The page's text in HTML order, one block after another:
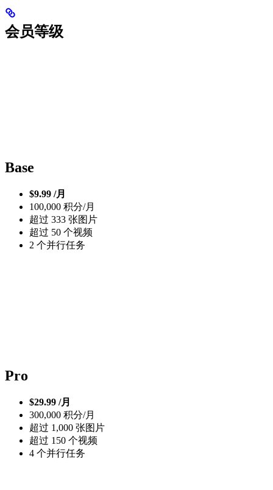
会员等级
Base
$9.99 /月
100,000 积分/月
超过 333 张图片
超过 50 个视频
2 个并行任务
Pro
$29.99 /月
300,000 积分/月
超过 1,000 张图片
超过 150 个视频
4 个并行任务